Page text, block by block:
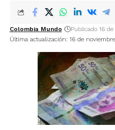
Última actualización: 16 de
Colombia Mundo Publicado 16